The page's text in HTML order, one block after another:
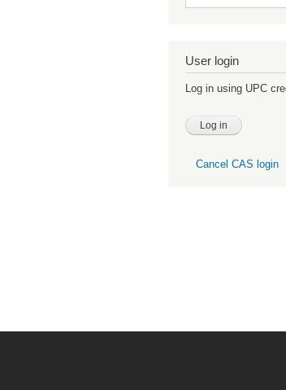
User login
Log in using UPC
Cancel CAS login